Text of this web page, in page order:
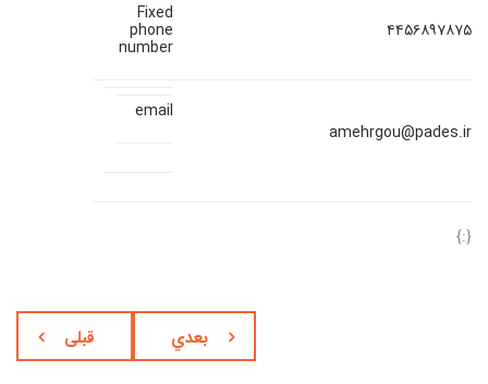
Fixed
phone
number
۴۴۵۶۸۹۷۸۷۵
email
amehrgou@pades.ir
{:}
قبلی بعدي